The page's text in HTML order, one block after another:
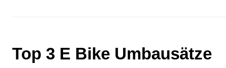
Top 3 E Bike Umbausätze